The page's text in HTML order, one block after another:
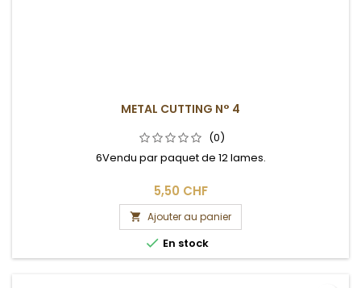
METAL CUTTING N° 4
(0)
6Vendu par paquet de 12 lames.
5,50 CHF
 Ajouter au panier
 En stock